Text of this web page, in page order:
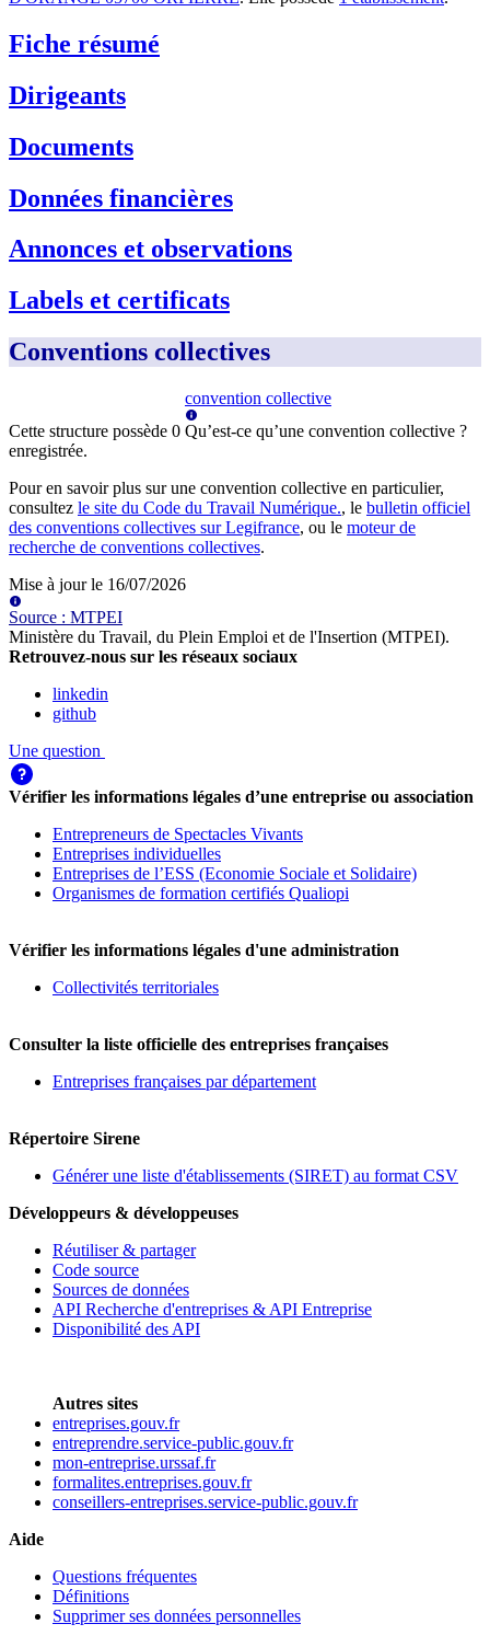
Fiche résumé
Dirigeants
Documents
Données financières
Annonces et observations
Labels et certificats
Conventions collectives
Cette structure possède 0
convention collective
Qu’est-ce qu’une convention collective ?
enregistrée.
Pour en savoir plus sur une convention collective en particulier,
consultez le site du Code du Travail Numérique., le bulletin officiel
des conventions collectives sur Legifrance, ou le moteur de
recherche de conventions collectives.
Mise à jour le 16/07/2026
Source : MTPEI
Ministère du Travail, du Plein Emploi et de l'Insertion (MTPEI).
Retrouvez-nous sur les réseaux sociaux
linkedin
github
Une question
Vérifier les informations légales d’une entreprise ou association
Entrepreneurs de Spectacles Vivants
Entreprises individuelles
Entreprises de l’ESS (Economie Sociale et Solidaire)
Organismes de formation certifiés Qualiopi
Vérifier les informations légales d'une administration
Collectivités territoriales
Consulter la liste officielle des entreprises françaises
Entreprises françaises par département
Répertoire Sirene
Générer une liste d'établissements (SIRET) au format CSV
Développeurs & développeuses
Réutiliser & partager
Code source
Sources de données
API Recherche d'entreprises & API Entreprise
Disponibilité des API
Autres sites
entreprises.gouv.fr
entreprendre.service-public.gouv.fr
mon-entreprise.urssaf.fr
formalites.entreprises.gouv.fr
conseillers-entreprises.service-public.gouv.fr
Aide
Questions fréquentes
Définitions
Supprimer ses données personnelles